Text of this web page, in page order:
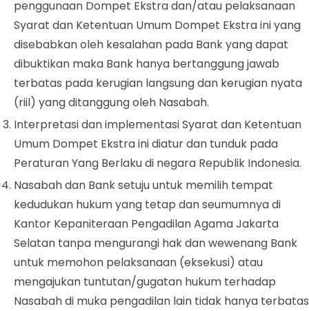
penggunaan Dompet Ekstra dan/atau pelaksanaan
Syarat dan Ketentuan Umum Dompet Ekstra ini yang
disebabkan oleh kesalahan pada Bank yang dapat
dibuktikan maka Bank hanya bertanggung jawab
terbatas pada kerugian langsung dan kerugian nyata
(riil) yang ditanggung oleh Nasabah.
Interpretasi dan implementasi Syarat dan Ketentuan
Umum Dompet Ekstra ini diatur dan tunduk pada
Peraturan Yang Berlaku di negara Republik Indonesia.
Nasabah dan Bank setuju untuk memilih tempat
kedudukan hukum yang tetap dan seumumnya di
Kantor Kepaniteraan Pengadilan Agama Jakarta
Selatan tanpa mengurangi hak dan wewenang Bank
untuk memohon pelaksanaan (eksekusi) atau
mengajukan tuntutan/gugatan hukum terhadap
Nasabah di muka pengadilan lain tidak hanya terbatas